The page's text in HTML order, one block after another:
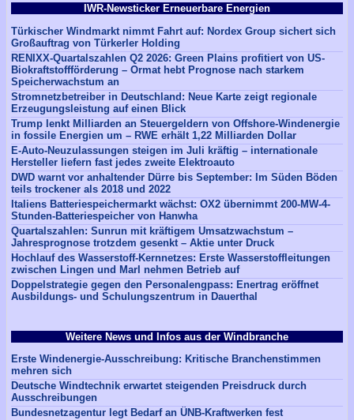
Weitere News und Infos aus der Windbranche
Erste Windenergie-Ausschreibung: Kritische Branchenstimmen
mehren sich
Deutsche Windtechnik erwartet steigenden Preisdruck durch
Ausschreibungen
Bundesnetzagentur legt Bedarf an ÜNB-Kraftwerken fest
IWR-Newsticker Erneuerbare Energien
Türkischer Windmarkt nimmt Fahrt auf: Nordex Group sichert sich
Großauftrag von Türkerler Holding
RENIXX-Quartalszahlen Q2 2026: Green Plains profitiert von US-
Biokraftstoffförderung – Ormat hebt Prognose nach starkem
Speicherwachstum an
Stromnetzbetreiber in Deutschland: Neue Karte zeigt regionale
Erzeugungsleistung auf einen Blick
Trump lenkt Milliarden an Steuergeldern von Offshore-Windenergie
in fossile Energien um – RWE erhält 1,22 Milliarden Dollar
E-Auto-Neuzulassungen steigen im Juli kräftig – internationale
Hersteller liefern fast jedes zweite Elektroauto
DWD warnt vor anhaltender Dürre bis September: Im Süden Böden
teils trockener als 2018 und 2022
Italiens Batteriespeichermarkt wächst: OX2 übernimmt 200-MW-4-
Stunden-Batteriespeicher von Hanwha
Quartalszahlen: Sunrun mit kräftigem Umsatzwachstum –
Jahresprognose trotzdem gesenkt – Aktie unter Druck
Hochlauf des Wasserstoff-Kernnetzes: Erste Wasserstoffleitungen
zwischen Lingen und Marl nehmen Betrieb auf
Doppelstrategie gegen den Personalengpass: Enertrag eröffnet
Ausbildungs- und Schulungszentrum in Dauerthal